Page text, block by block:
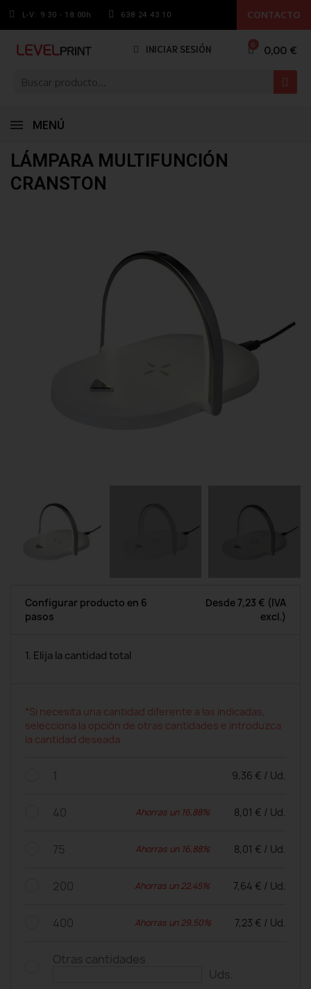
L-V: 9.30 - 18:00h 638 24 43 10 CONTACTO
INICIAR SESIÓN 0,00 €
MENÚ
LÁMPARA MULTIFUNCIÓN
CRANSTON
Configurar producto en 6
pasos
Desde 7,23 € (IVA
excl.)
1. Elija la cantidad total
*Si necesita una cantidad diferente a las indicadas,
selecciona la opción de otras cantidades e introduzca
la cantidad deseada
1 9,36 € / Ud.
40 Ahorras un 16,88% 8,01 € / Ud.
75 Ahorras un 16,88% 8,01 € / Ud.
200 Ahorras un 22,45% 7,64 € / Ud.
400 Ahorras un 29,50% 7,23 € / Ud.
Otras cantidades
Uds.